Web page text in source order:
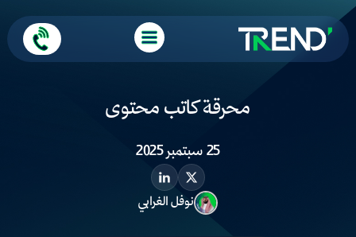
محرقة كاتب محتوى
25 سبتمبر 2025
نوفل الغرابي